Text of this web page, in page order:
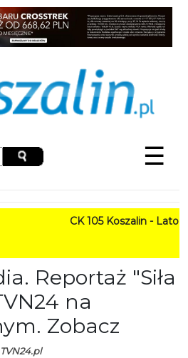
☰
CK 105 Koszalin - Lato w
Reportaż "Siła
na
Zobacz